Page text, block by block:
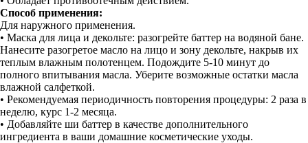
Способ применения:
Для наружного применения.
• Маска для лица и декольте: разогрейте баттер на водяной бане.
Нанесите разогретое масло на лицо и зону декольте, накрыв их
теплым влажным полотенцем. Подождите 5-10 минут до
полного впитывания масла. Уберите возможные остатки масла
влажной салфеткой.
• Рекомендуемая периодичность повторения процедуры: 2 раза в
неделю, курс 1-2 месяца.
• Добавляйте ши баттер в качестве дополнительного
ингредиента в ваши домашние косметические уходы.